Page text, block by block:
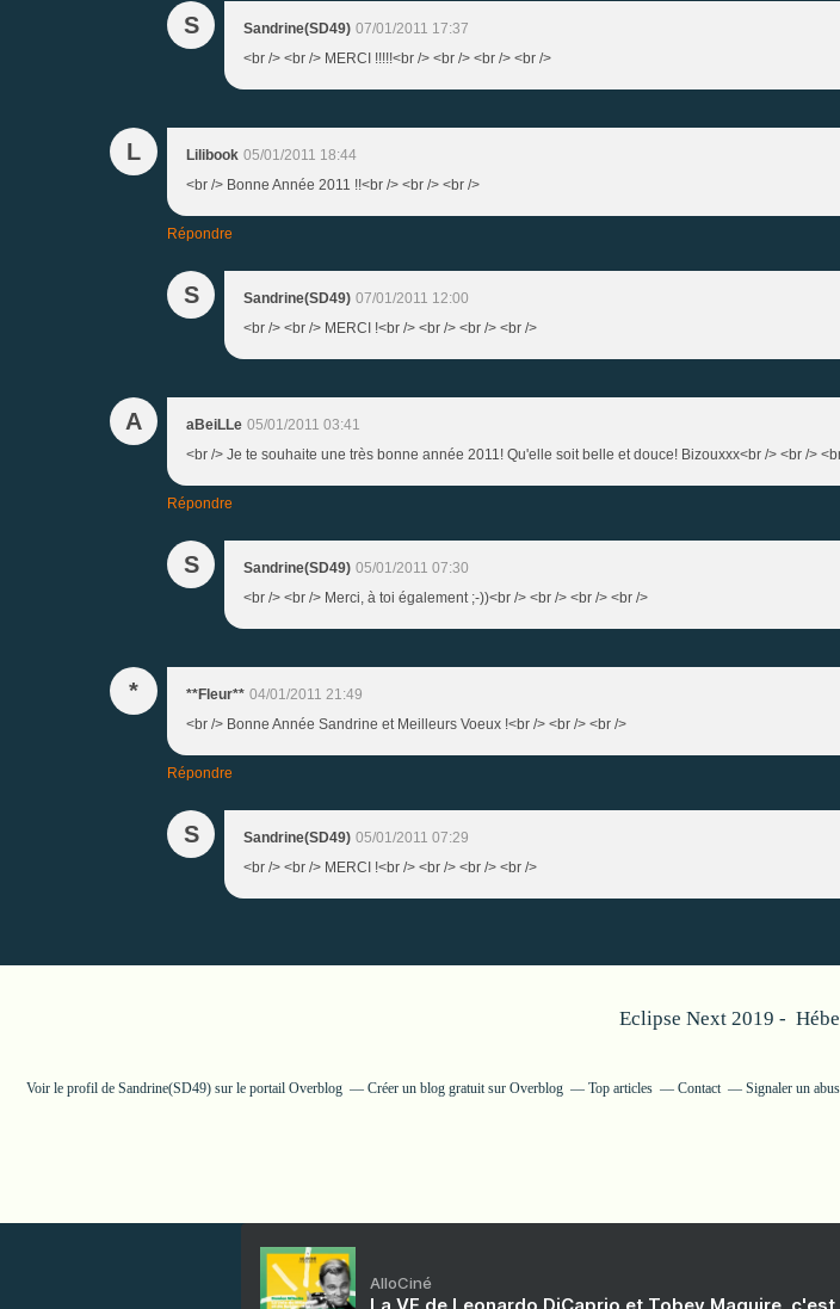
S Sandrine(SD49) 07/01/2011 17:37
<br /> <br /> MERCI !!!!!<br /> <br /> <br /> <br />
L Lilibook 05/01/2011 18:44
<br /> Bonne Année 2011 !!<br /> <br /> <br />
Répondre
S Sandrine(SD49) 07/01/2011 12:00
<br /> <br /> MERCI !<br /> <br /> <br /> <br />
A aBeiLLe 05/01/2011 03:41
<br /> Je te souhaite une très bonne année 2011! Qu'elle soit belle et douce! Bizouxxx<br /> <br />
Répondre
S Sandrine(SD49) 05/01/2011 07:30
<br /> <br /> Merci, à toi également ;-))<br /> <br /> <br /> <br />
* **Fleur** 04/01/2011 21:49
<br /> Bonne Année Sandrine et Meilleurs Voeux !<br /> <br /> <br />
Répondre
S Sandrine(SD49) 05/01/2011 07:29
<br /> <br /> MERCI !<br /> <br /> <br /> <br />
Eclipse Next 2019 -
Voir le profil de Sandrine(SD49)sur le portail Overblog Créer un blog gratuit sur Overblog Top articles Contact Signaler un abus
AlloCiné